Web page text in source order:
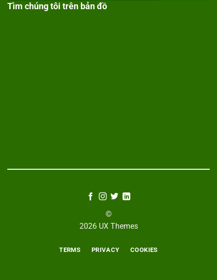
Tìm chúng tôi trên bản đồ
©
2026 UX Themes
TERMS PRIVACY COOKIES